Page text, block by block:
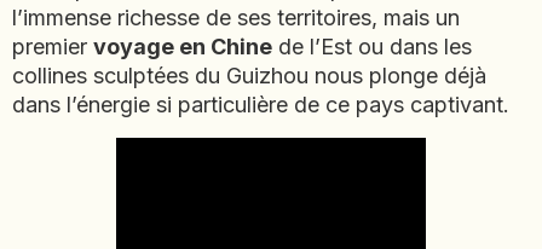
MONTÉNÉGRO
NAMIBIE
NICARAGUA
l’immense richesse de ses territoires, mais un
premier voyage en Chine de l’Est ou dans les
collines sculptées du Guizhou nous plonge déjà
dans l’énergie si particulière de ce pays captivant.